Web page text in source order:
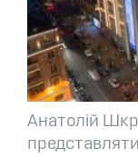
Анатолій